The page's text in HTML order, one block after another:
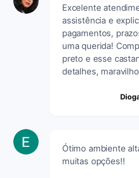
Excelente
assistência e
pagamentos,
uma querida!
preto e esse
detalhes,
Ótimo ambiente
muitas opções!!